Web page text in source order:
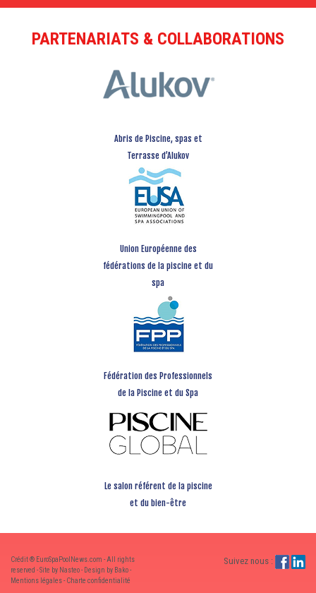
PARTENARIATS & COLLABORATIONS
Abris de Piscine, spas et
Terrasse d’Alukov
Union Européenne des
fédérations de la piscine et du
spa
Fédération des Professionnels
de la Piscine et du Spa
Le salon référent de la piscine
et du bien-être
Crédit ® EuroSpaPoolNews.com - All rights
reserved - Site by Nasteo - Design by Bako -
Mentions légales-Charte confidentialité
Suivez nous :